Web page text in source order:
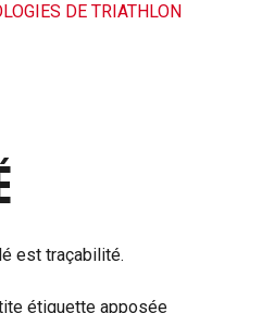
DE TRIATHLON
est traçabilité.
étiquette apposée